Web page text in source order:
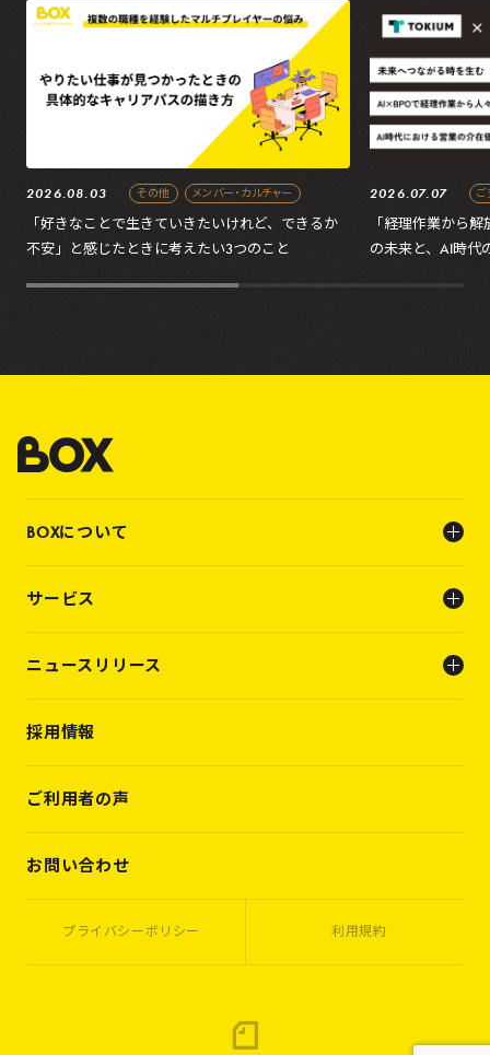
2026.08.03 その他 メンバー・カルチャー
「好きなことで生きていきたいけれど、できるか
不安」と感じたときに考えたい3つのこと
2026.07.07
「経理作業から
の未来と、AI時代
BOXについて
ビジョン
サービス
キャリアビルディング支援（転職支援）
ニュースリリース
PRESS RELEASE
VOICES
CASES
採用情報
ご利用者の声
お問い合わせ
プライバシーポリシー 利用規約